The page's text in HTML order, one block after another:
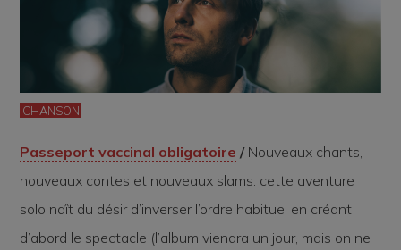
CHANSON
Passeport vaccinal obligatoire / Nouveaux chants,
nouveaux contes et nouveaux slams: cette aventure
solo naît du désir d’inverser l’ordre habituel en créant
d’abord le spectacle (l’album viendra un jour, mais on ne